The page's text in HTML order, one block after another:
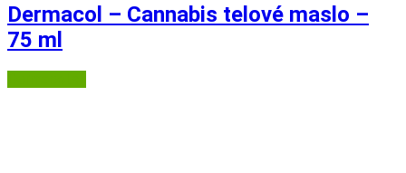
Dermacol – Cannabis telové maslo –
75 ml